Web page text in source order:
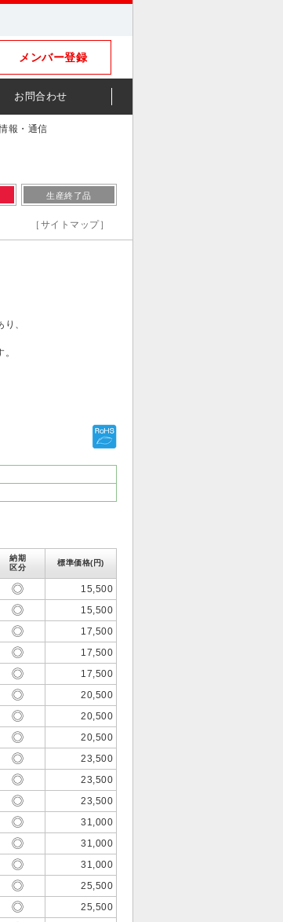
メンバー登録
お問合わせ
報・通信
生産終了品
［サイトマップ］
、
納期
区分
標準価格(円)
15,500
15,500
17,500
17,500
17,500
20,500
20,500
20,500
23,500
23,500
23,500
31,000
31,000
31,000
25,500
25,500